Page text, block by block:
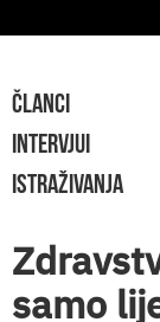
ČLANCI
INTERVJUI
ISTRAŽIVANJA
samo